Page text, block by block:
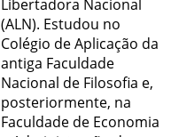
Libertadora Nacional
(ALN). Estudou no
Colégio de Aplicação da
antiga Faculdade
Nacional de Filosofia e,
posteriormente, na
Faculdade de Economia